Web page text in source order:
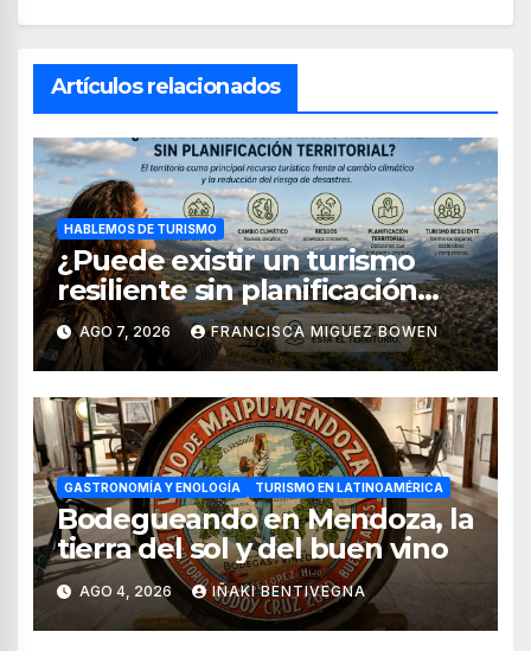
Artículos relacionados
HABLEMOS DE TURISMO
¿Puede existir un turismo
resiliente sin planificación
territorial?
AGO 7, 2026 FRANCISCA MIGUEZ BOWEN
GASTRONOMÍA Y ENOLOGÍA TURISMO EN LATINOAMÉRICA
Bodegueando en Mendoza, la
tierra del sol y del buen vino
AGO 4, 2026 IÑAKI BENTIVEGNA